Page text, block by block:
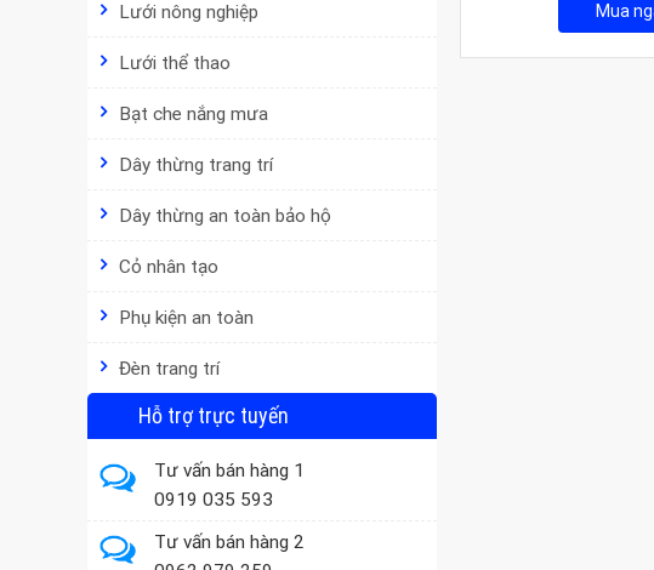
Lưới nông nghiệp
Lưới thể thao
Bạt che nắng mưa
Dây thừng trang trí
Dây thừng an toàn bảo hộ
Cỏ nhân tạo
Phụ kiện an toàn
Đèn trang trí
Hỗ trợ trực tuyến
Tư vấn bán hàng 1
0919 035 593
Tư vấn bán hàng 2
Mua